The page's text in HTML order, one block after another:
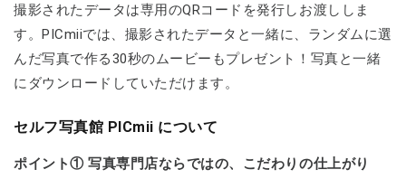
撮影されたデータは専用のQRコードを発行しお渡ししま
す。PICmiiでは、撮影されたデータと一緒に、ランダムに選
んだ写真で作る30秒のムービーもプレゼント！写真と一緒
にダウンロードしていただけます。
セルフ写真館 PICmii について
ポイント① 写真専門店ならではの、こだわりの仕上がり